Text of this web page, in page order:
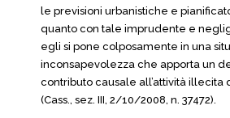
le previsioni urbanistiche e
quanto con tale imprudente e
egli si pone colposamente in una
inconsapevolezza che apporta un
contributo causale all’attività illecita
(Cass., sez. III, 2/10/2008, n. 37472).